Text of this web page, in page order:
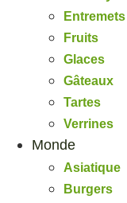
Entremets
Fruits
Glaces
Gâteaux
Tartes
Verrines
Monde
Asiatique
Burgers